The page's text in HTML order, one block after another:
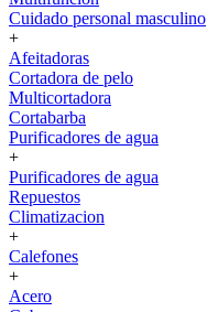
Cuidado personal masculino
+
Afeitadoras
Cortadora de pelo
Multicortadora
Cortabarba
Purificadores de agua
+
Purificadores de agua
Repuestos
Climatizacion
+
Calefones
+
Acero